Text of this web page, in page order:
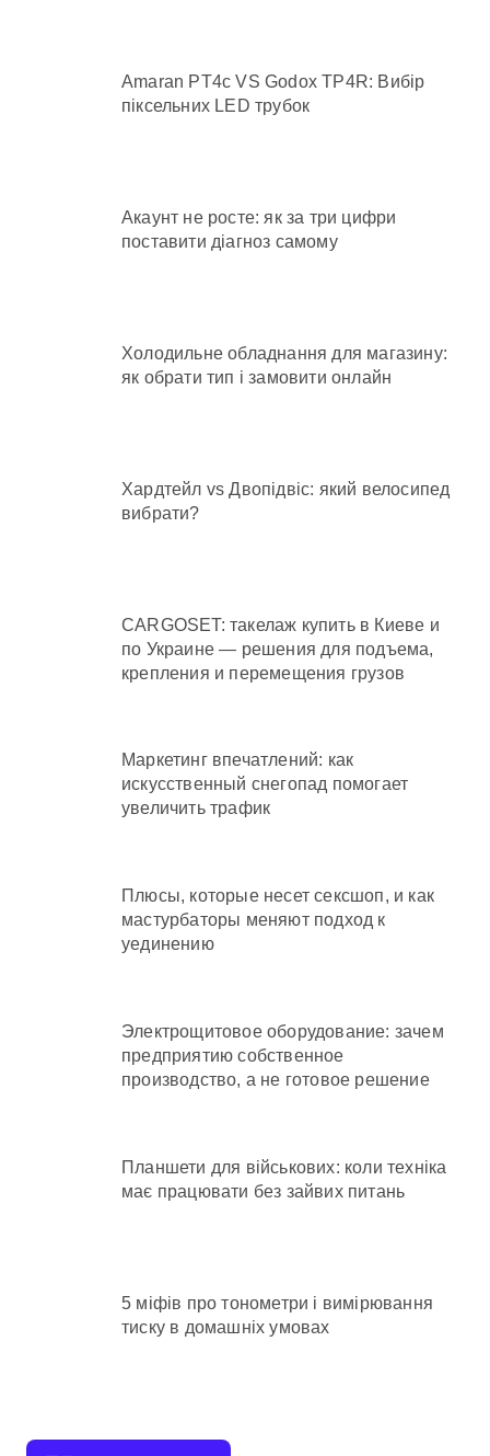
Amaran PT4c VS Godox TP4R: Вибір
піксельних LED трубок
Акаунт не росте: як за три цифри
поставити діагноз самому
Холодильне обладнання для магазину:
як обрати тип і замовити онлайн
Хардтейл vs Двопідвіс: який велосипед
вибрати?
CARGOSET: такелаж купить в Киеве и
по Украине — решения для подъема,
крепления и перемещения грузов
Маркетинг впечатлений: как
искусственный снегопад помогает
увеличить трафик
Плюсы, которые несет сексшоп, и как
мастурбаторы меняют подход к
уединению
Электрощитовое оборудование: зачем
предприятию собственное
производство, а не готовое решение
Планшети для військових: коли техніка
має працювати без зайвих питань
5 міфів про тонометри і вимірювання
тиску в домашніх умовах